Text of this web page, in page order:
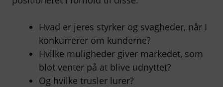
Hvad er jeres styrker og svagheder, når I
konkurrerer om kunderne?
Hvilke muligheder giver markedet, som
blot venter på at blive udnyttet?
Og hvilke trusler lurer?